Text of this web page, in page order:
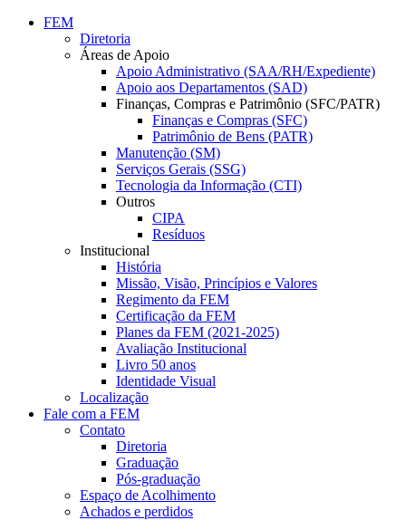
Conteúdo principal
FEM
Diretoria
Áreas de Apoio
Apoio Administrativo (SAA/RH/Expediente)
Apoio aos Departamentos (SAD)
Finanças, Compras e Patrimônio (SFC/PATR)
Finanças e Compras (SFC)
Patrimônio de Bens (PATR)
Manutenção (SM)
Serviços Gerais (SSG)
Tecnologia da Informação (CTI)
Outros
CIPA
Resíduos
Institucional
História
Missão, Visão, Princípios e Valores
Regimento da FEM
Certificação da FEM
Planes da FEM (2021-2025)
Avaliação Institucional
Livro 50 anos
Identidade Visual
Localização
Fale com a FEM
Contato
Diretoria
Graduação
Pós-graduação
Espaço de Acolhimento
Achados e perdidos